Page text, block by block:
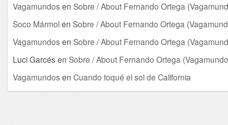
Vagamundos en Sobre / About Fernando Ortega
Soco Mármolen Sobre / About Fernando Ortega
Vagamundos en Sobre / About Fernando Ortega
Luci Garcés en Sobre / About Fernando Ortega
Vagamundos en Cuando toqué el sol de California